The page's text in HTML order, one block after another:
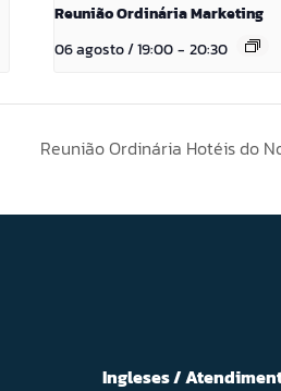
Reunião Ordinária Marketing
06 agosto / 19:00- 20:30
Reunião Ordinária Hotéis do
Ingleses /